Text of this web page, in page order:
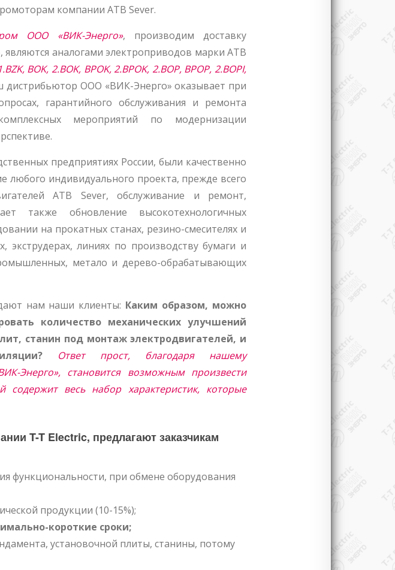
компании ATB Sever.
ООО «ВИК-Энерго», производим доставку
аналогами электроприводов марки ATB
BOK, 2.BOK, BPOK, 2.BPOK, 2.BOP, BPOP, 2.BOPI,
дистрибьютор ООО «ВИК-Энерго» оказывает при
гарантийного обслуживания и ремонта
мероприятий по модернизации
предприятиях России, были качественно
любого индивидуального проекта, прежде всего
ATB Sever, обслуживание и ремонт,
также обновление высокотехнологичных
на прокатных станах, резино-смесителях и
линиях по производству бумаги и
метало и дерево-обрабатывающих
нам наши клиенты: Каким образом, можно
количество механических улучшений
станин под монтаж электродвигателей, и
Ответ прост, благодаря нашему
Энерго», становится возможным произвести
содержит весь набор характеристик, которые
T-T Electric, предлагают заказчикам
функциональности, при обмене оборудования
продукции (10-15%);
короткие сроки;
установочной плиты, станины, потому